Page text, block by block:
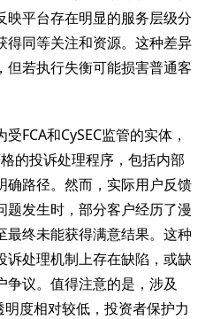
映平台存在明显的服务层级分
得同等关注和资源。这种差异
但若执行失衡可能损害普通客
FCA和CySEC监管的实体，
的投诉处理程序，包括内部
确路径。然而，实际用户反馈
题发生时，部分客户经历了漫
最终未能获得满意结果。这种
诉处理机制上存在缺陷，或缺
议。值得注意的是，涉及
度相对较低，投资者保护力